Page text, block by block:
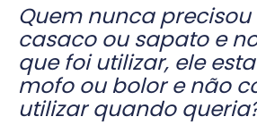
Quem nunca
casaco ou sapato e
que foi utilizar, ele
mofo ou bolor e não
utilizar quando